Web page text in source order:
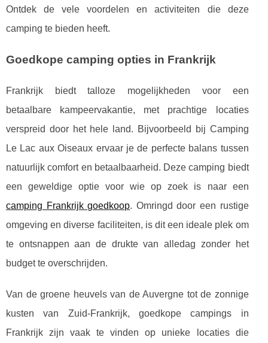
Ontdek de vele voordelen en activiteiten die deze
camping te bieden heeft.
Goedkope camping opties in Frankrijk
Frankrijk biedt talloze mogelijkheden voor een
betaalbare kampeervakantie, met prachtige locaties
verspreid door het hele land. Bijvoorbeeld bij Camping
Le Lac aux Oiseaux ervaar je de perfecte balans tussen
natuurlijk comfort en betaalbaarheid. Deze camping biedt
een geweldige optie voor wie op zoek is naar een
camping Frankrijk goedkoop. Omringd door een rustige
omgeving en diverse faciliteiten, is dit een ideale plek om
te ontsnappen aan de drukte van alledag zonder het
budget te overschrijden.
Van de groene heuvels van de Auvergne tot de zonnige
kusten van Zuid-Frankrijk, goedkope campings in
Frankrijk zijn vaak te vinden op unieke locaties die